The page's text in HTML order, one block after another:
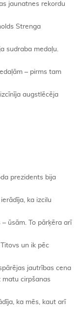
jaunatnes rekordu
Strenga
sudraba medaļu.
– pirms tam
augstlēcēja
prezidents bija
ka izcilu
ūsām. To pārķēra arī
un ik pēc
jautrības cena
matu cirpšanas
ka mēs, kaut arī